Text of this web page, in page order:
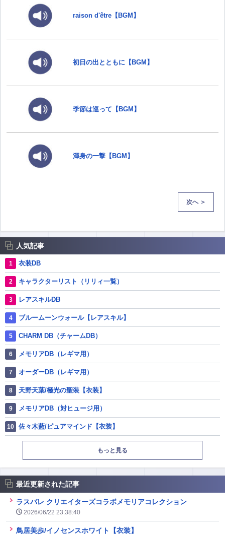
raison d'être【BGM】
初日の出とともに【BGM】
季節は巡って【BGM】
渾身の一撃【BGM】
次へ ＞
人気記事
衣装DB
キャラクターリスト（リリィ一覧）
レアスキルDB
ブルームーンウォール【レアスキル】
CHARM DB（チャームDB）
メモリアDB（レギマ用）
オーダーDB（レギマ用）
天野天葉/極光の聖装【衣装】
メモリアDB（対ヒュージ用）
佐々木藍/ピュアマインド【衣装】
もっと見る
最近更新された記事
ラスバレ クリエイターズコラボメモリアコレクション
2026/06/22 23:38:40
鳥居美歩/イノセンスホワイト【衣装】